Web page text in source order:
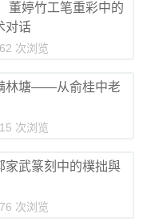
董婷竹工笔重彩中的
对话
次浏览
林塘——从俞桂中老
次浏览
武篆刻中的樸拙與
次浏览